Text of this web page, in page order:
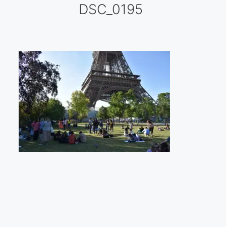
Visitas a los ateliers o talleres de artistas
Presse
Qué dicen de nosotros?
Aviso legal
Política de cookies
DSC_0195